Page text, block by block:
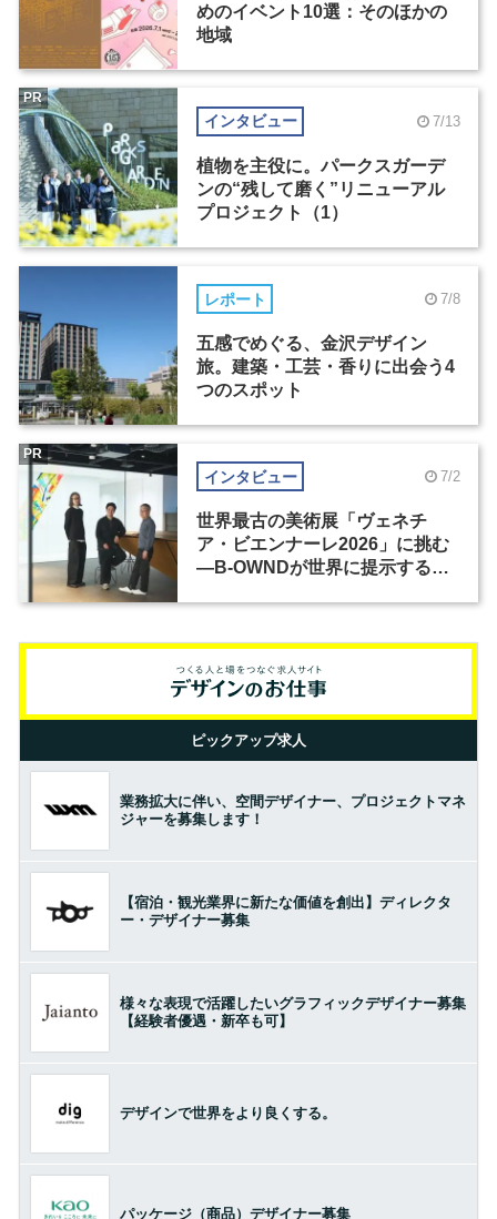
めのイベント10選：そのほかの
地域
インタビュー 7/13
植物を主役に。パークスガーデ
ンの“残して磨く”リニューアル
プロジェクト（1）
PR
レポート 7/8
五感でめぐる、金沢デザイン
旅。建築・工芸・香りに出会う4
つのスポット
インタビュー 7/2
世界最古の美術展「ヴェネチ
ア・ビエンナーレ2026」に挑む
―B-OWNDが世界に提示する美
PR
ピックアップ求人
業務拡大に伴い、空間デザイナー、プロジェクトマネ
ジャーを募集します！
【宿泊・観光業界に新たな価値を創出】ディレクタ
ー・デザイナー募集
様々な表現で活躍したいグラフィックデザイナー募集
【経験者優遇・新卒も可】
デザインで世界をより良くする。
パッケージ（商品）デザイナー募集